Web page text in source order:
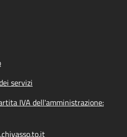
servizi
IVA dell'amministrazione: